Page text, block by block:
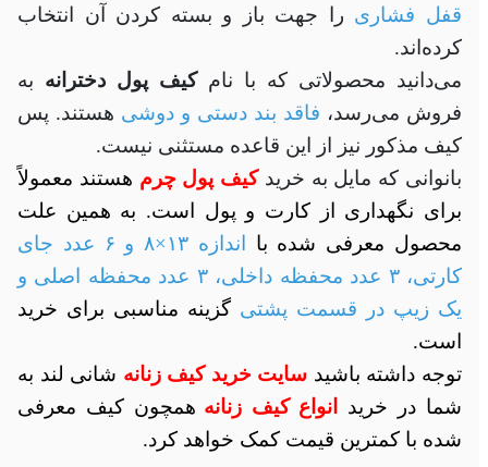
قفل فشاری را جهت باز و بسته کردن آن انتخاب
کرده‌اند.
می‌دانید محصولاتی که با نامکیف پول دخترانه به
فروش می‌رسد، فاقد بند دستی و دوشی هستند. پس
کیف مذکور نیز از این قاعده مستثنی نیست.
بانوانی که مایل به خریدکیف پول چرم هستند معمولاً
برای نگهداری از کارت و پول است. به همین علت
محصول معرفی شده با
اندازه ۱۳×۸ و ۶ عدد جای
کارتی، ۳ عدد محفظه داخلی، ۳ عدد محفظه اصلی و
یک زیپ در قسمت پشتی گزینه مناسبی برای خرید
است.
توجه داشته باشید سایت خرید کیف زنانه شانی لند به
شما در خرید
انواع کیف زنانه همچون کیف معرفی
شده با کمترین قیمت کمک خواهد کرد.